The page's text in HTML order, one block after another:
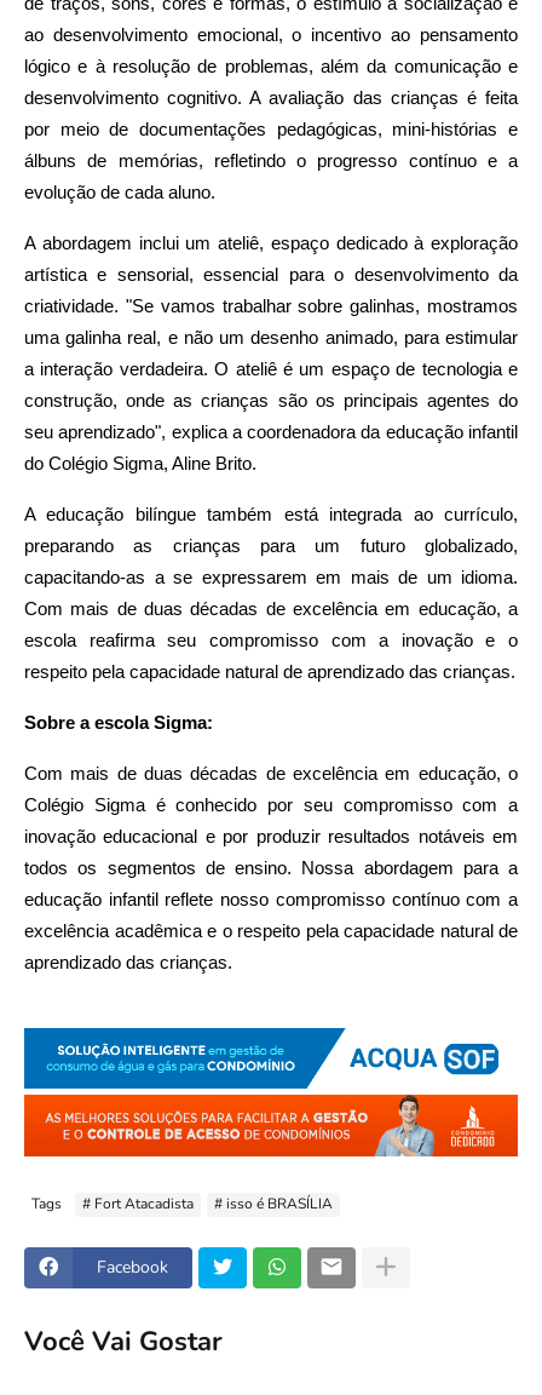
ao desenvolvimento emocional, o incentivo ao pensamento
lógico e à resolução de problemas, além da comunicação e
desenvolvimento cognitivo. A avaliação das crianças é feita
por meio de documentações pedagógicas, mini-histórias e
álbuns de memórias, refletindo o progresso contínuo e a
evolução de cada aluno.
A abordagem inclui um ateliê, espaço dedicado à exploração
artística e sensorial, essencial para o desenvolvimento da
criatividade. "Se vamos trabalhar sobre galinhas, mostramos
uma galinha real, e não um desenho animado, para estimular
a interação verdadeira. O ateliê é um espaço de tecnologia e
construção, onde as crianças são os principais agentes do
seu aprendizado", explica a coordenadora da educação infantil
do Colégio Sigma, Aline Brito.
A educação bilíngue também está integrada ao currículo,
preparando as crianças para um futuro globalizado,
capacitando-as a se expressarem em mais de um idioma.
Com mais de duas décadas de excelência em educação, a
escola reafirma seu compromisso com a inovação e o
respeito pela capacidade natural de aprendizado das crianças.
Sobre a escola Sigma:
Com mais de duas décadas de excelência em educação, o
Colégio Sigma é conhecido por seu compromisso com a
inovação educacional e por produzir resultados notáveis em
todos os segmentos de ensino. Nossa abordagem para a
educação infantil reflete nosso compromisso contínuo com a
excelência acadêmica e o respeito pela capacidade natural de
aprendizado das crianças.
Tags # Fort Atacadista # isso é BRASÍLIA
Facebook
Você Vai Gostar